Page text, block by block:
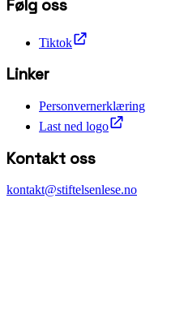
Følg oss
Tiktok
Linker
Personvernerklæring
Last ned logo
Kontakt oss
kontakt@stiftelsenlese.no